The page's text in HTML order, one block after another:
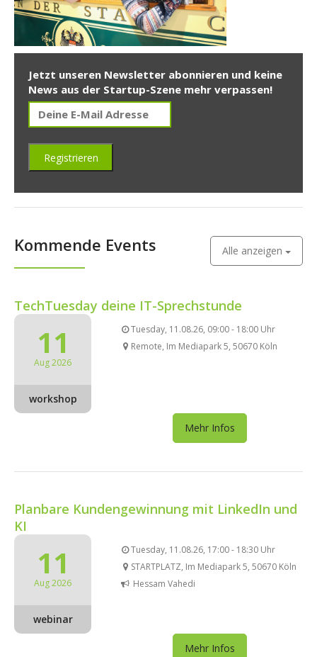
Jetzt unseren Newsletter abonnieren und keine
News aus der Startup-Szene mehr verpassen!
Kommende Events Alle anzeigen
TechTuesday deine IT-Sprechstunde
11
Aug 2026
workshop
Tuesday, 11.08.26, 09:00 - 18:00 Uhr
Remote, Im Mediapark 5, 50670 Köln
Mehr Infos
Planbare Kundengewinnung mit LinkedIn und
KI
11
Aug 2026
webinar
Tuesday, 11.08.26, 17:00 - 18:30 Uhr
STARTPLATZ, Im Mediapark 5, 50670 Köln
Hessam Vahedi
Mehr Infos